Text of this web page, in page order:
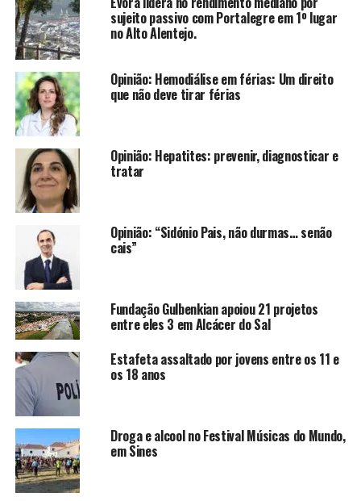
sujeito passivo com Portalegre em 1º lugar
no Alto Alentejo.
Opinião: Hemodiálise em férias: Um direito
que não deve tirar férias
Opinião: Hepatites: prevenir, diagnosticar e
tratar
Opinião: “Sidónio Pais, não durmas… senão
cais”
Fundação Gulbenkian apoiou 21 projetos
entre eles 3 em Alcácer do Sal
Estafeta assaltado por jovens entre os 11 e
os 18 anos
Droga e alcool no Festival Músicas do Mundo,
em Sines